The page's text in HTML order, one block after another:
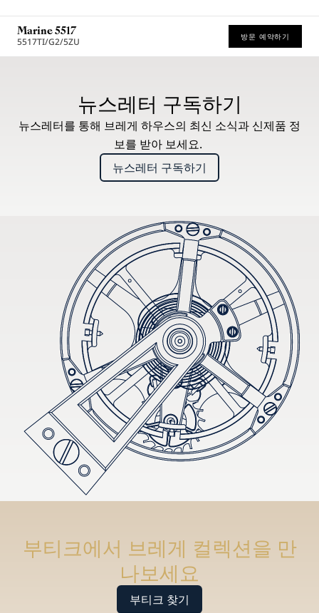
Marine 5517
5517TI/G2/5ZU 방문 예약하기
뉴스레터 구독하기
뉴스레터를 통해 브레게 하우스의 최신 소식과 신제품 정
보를 받아 보세요.
뉴스레터 구독하기
부티크에서 브레게 컬렉션을 만
나보세요
부티크 찾기